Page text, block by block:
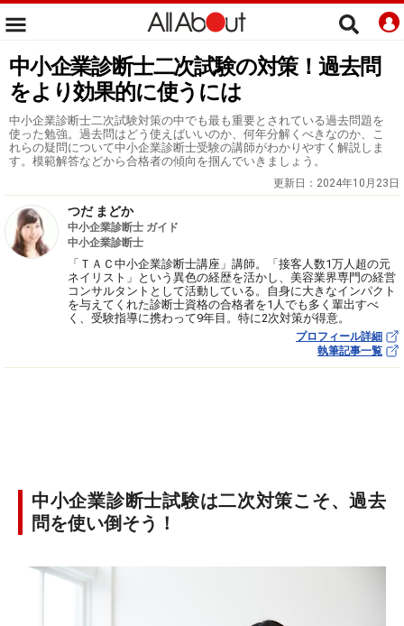
中小企業診断士二次試験の対策！過去問
をより効果的に使うには
中小企業診断士二次試験対策の中でも最も重要とされている過去問題を
使った勉強。過去問はどう使えばいいのか、何年分解くべきなのか、こ
れらの疑問について中小企業診断士受験の講師がわかりやすく解説しま
す。模範解答などから合格者の傾向を掴んでいきましょう。
更新日： 2024年10月23日
つだ まどか
中小企業診断士 ガイド
中小企業診断士
「ＴＡＣ中小企業診断士講座」講師。「接客人数1万人超の元
ネイリスト」という異色の経歴を活かし、美容業界専門の経営
コンサルタントとして活動している。自身に大きなインパクト
を与えてくれた診断士資格の合格者を1人でも多く輩出すべ
く、受験指導に携わって9年目。特に2次対策が得意。
プロフィール詳細
執筆記事一覧
中小企業診断士試験は二次対策こそ、過去
問を使い倒そう！